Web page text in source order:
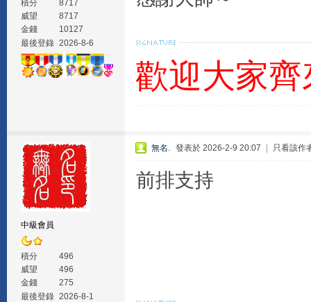
積分
8717
威望
8717
金錢
10127
最後登錄 2026-8-6
歡迎大家
中級會員
積分
496
威望
496
金錢
275
最後登錄 2026-8-1
無名. 發表於 2026-2-9 20:07 只看該作
前排支持